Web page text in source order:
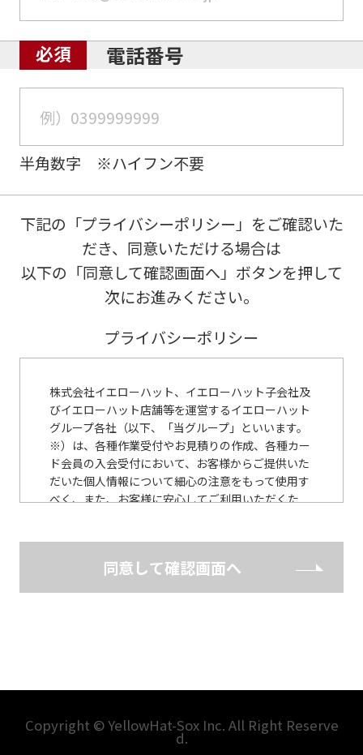
電話番号
半角数字 ※ハイフン不要
下記の「プライバシーポリシー」をご確認いた
だき、同意いただける場合は
以下の「同意して確認画面へ」ボタンを押して
次にお進みください。
プライバシーポリシー
株式会社イエローハット、イエローハット子会社及
びイエローハット店舗等を運営するイエローハット
グループ各社（以下、「当グループ」といいます。
※）は、各種作業受付やお見積りの作成、各種カー
ド会員の入会受付において、お客様からご提供いた
だいた個人情報について細心の注意をもって使用す
べく、また、お客様に安心してご利用いただくた
個人情報保護に関する基本方針
を適正に取扱うとともに、安全管理について適切な
当グループは、個人情報の取扱いが適正に行われる
ように従業者への教育・指導を徹底し、適正な取扱
同意して確認画面へ
Copyright © YellowHat-Sox Inc. All Right Reserve
d.